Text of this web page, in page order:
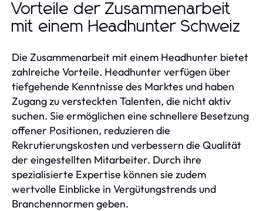
Vorteile der Zusammenarbeit
mit einem Headhunter Schweiz
Die Zusammenarbeit mit einem Headhunter bietet
zahlreiche Vorteile. Headhunter verfügen über
tiefgehende Kenntnisse des Marktes und haben
Zugang zu versteckten Talenten, die nicht aktiv
suchen. Sie ermöglichen eine schnellere Besetzung
offener Positionen, reduzieren die
Rekrutierungskosten und verbessern die Qualität
der eingestellten Mitarbeiter. Durch ihre
spezialisierte Expertise können sie zudem
wertvolle Einblicke in Vergütungstrends und
Branchennormen geben.